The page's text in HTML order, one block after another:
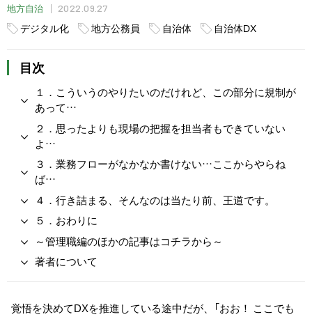
地方自治
2022.09.27
デジタル化
地方公務員 自治体 自治体DX
目次
１．こういうのやりたいのだけれど、この部分に規制が
あって…
２．思ったよりも現場の把握を担当者もできていない
よ…
３．業務フローがなかなか書けない…ここからやらね
ば…
４．行き詰まる、そんなのは当たり前、王道です。
５．おわりに
～管理職編のほかの記事はコチラから～
著者について
覚悟を決めてDXを推進している途中だが、「おお！ ここでも